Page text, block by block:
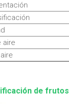
aire
de